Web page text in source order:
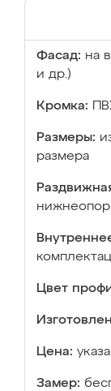
Фасад: на
и др.)
Кромка:
Размеры:
размера
Цвет
Цена:
Замер: